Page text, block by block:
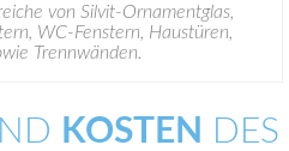
von Silvit-Ornamentglas,
WC-Fenstern, Haustüren,
Trennwänden.
KOSTEN
DES